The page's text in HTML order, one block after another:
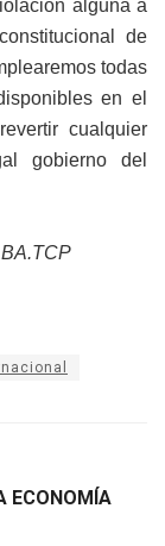
alguna a
de
todas
en el
cualquier
gobierno del
ECONOMÍA